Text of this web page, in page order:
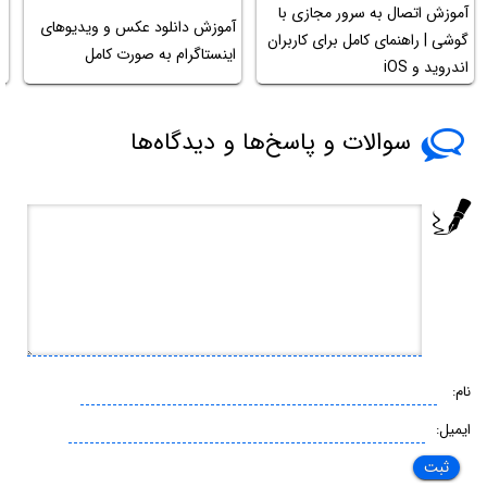
آموزش اتصال به سرور مجازی با
گوشی | راهنمای کامل برای کاربران
اندروید و iOS
آموزش دانلود عکس و ویدیوهای
اینستاگرام به صورت کامل
سوالات و پاسخ‌ها و دیدگاه‌ها
نام:
ایمیل: